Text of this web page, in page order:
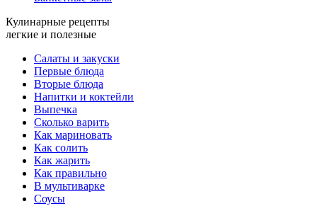
Кулинарные рецепты
легкие и полезные
Салаты и закуски
Первые блюда
Вторые блюда
Напитки и коктейли
Выпечка
Сколько варить
Как мариновать
Как солить
Как жарить
Как правильно
В мультиварке
Соусы